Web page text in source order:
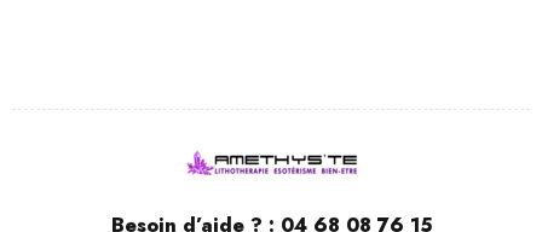
Besoin d’aide ? : 04 68 08 76 15